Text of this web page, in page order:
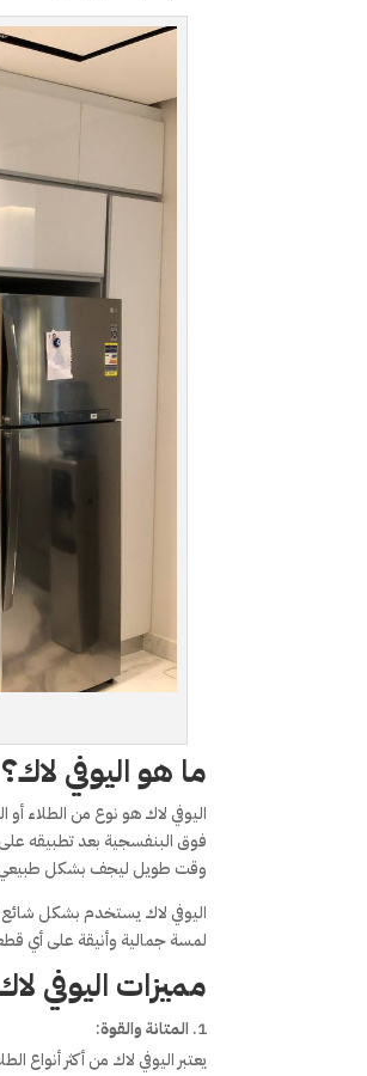
ما هو اليوفي لاك؟
فوق البنفسجية بعد تطبيقه
وقت طويل ليجف بشكل
اليوفي لاك يستخدم بشكل شائع
لمسة جمالية وأنيقة على أي
مميزات اليوفي
المتانة والقوة:
يعتبر اليوفي لاك من أكثر